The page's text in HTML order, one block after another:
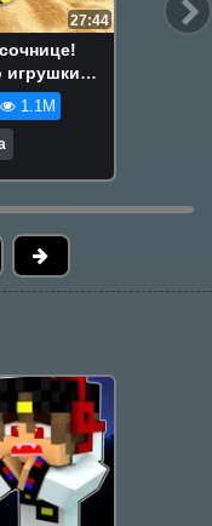
13:58
в
видео для
1.1M